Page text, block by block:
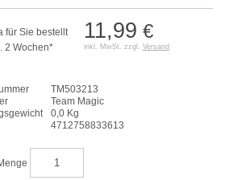
11,99 €
inkl. MwSt. zzgl. Versand
für Sie bestellt
2 Wochen*
TM503213
Team Magic
0,0 Kg
4712758833613